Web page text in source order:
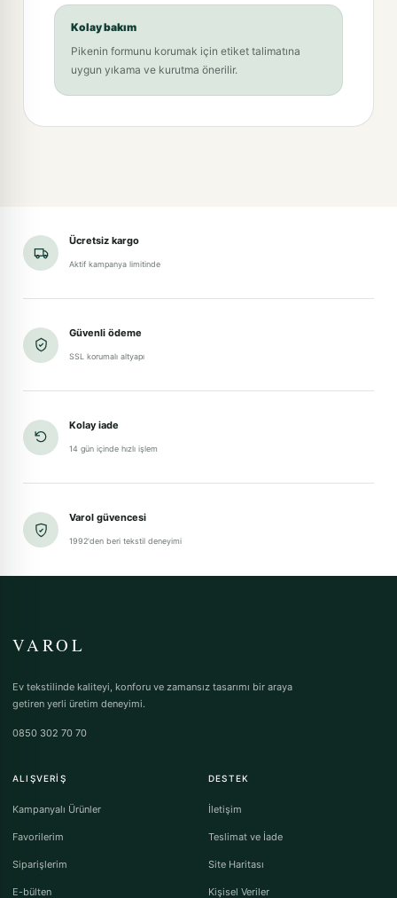
Kolay bakım
Pikenin formunu korumak için etiket talimatına
uygun yıkama ve kurutma önerilir.
Ücretsiz kargo
Aktif kampanya limitinde
Güvenli ödeme
SSL korumalı altyapı
Kolay iade
14 gün içinde hızlı işlem
Varol güvencesi
1992'den beri tekstil deneyimi
VAROL
Ev tekstilinde kaliteyi, konforu ve zamansız tasarımı bir araya
getiren yerli üretim deneyimi.
0850 302 70 70
ALIŞVERIŞ
Kampanyalı Ürünler
Favorilerim
Siparişlerim
E-bülten
DESTEK
İletişim
Teslimat ve İade
Site Haritası
Kişisel Veriler